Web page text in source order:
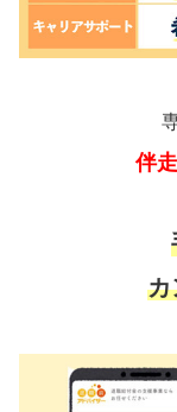
伴
カ